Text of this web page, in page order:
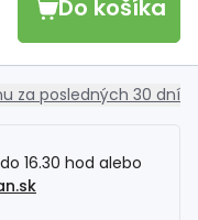
Do košíka
za posledných 30 dní
16.30 hod alebo